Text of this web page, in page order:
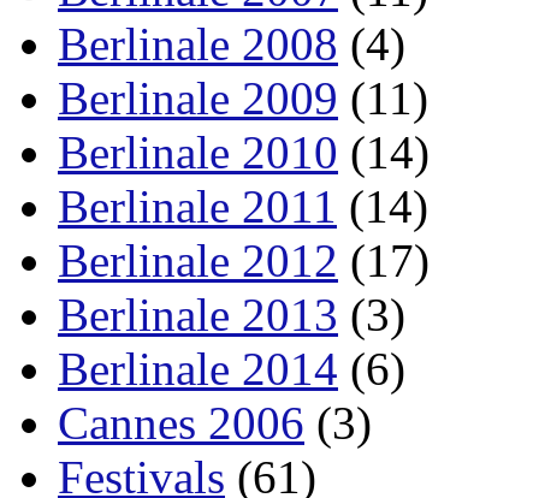
Berlinale 2008 (4)
Berlinale 2009 (11)
Berlinale 2010 (14)
Berlinale 2011 (14)
Berlinale 2012 (17)
Berlinale 2013 (3)
Berlinale 2014 (6)
Cannes 2006 (3)
Festivals (61)